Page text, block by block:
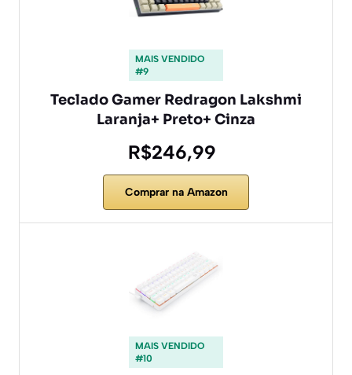
MAIS VENDIDO
#9
Teclado Gamer Redragon Lakshmi
Laranja+ Preto+ Cinza
R$246,99
Comprar na Amazon
MAIS VENDIDO
#10